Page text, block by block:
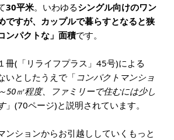
30平米。いわゆるシングル向けのワン
ですが、カップルで暮らすとなると狭
ンパクトな」面積です。
冊(「リライフプラス」45号)による
いとしたうえで「コンパクトマンショ
50㎡程度、ファミリーで住むには少し
」(70ページ)と説明されています。
ンションからお引越ししていくもっと